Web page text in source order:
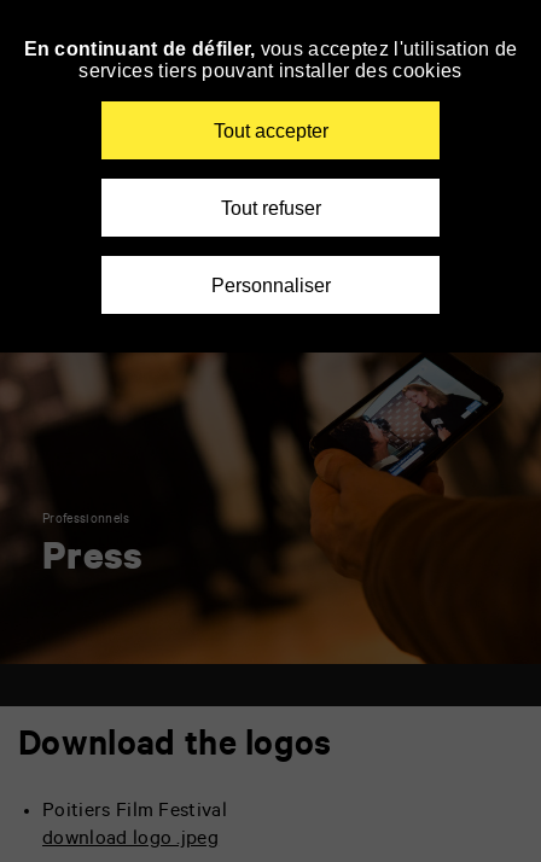
Skip
Professionnels
Press
Download the logos
Poitiers Film Festival
download logo .jpeg
En continuant de défiler, vous acceptez l'utilisation de
services tiers pouvant installer des cookies
Tout accepter
Tout refuser
Personnaliser